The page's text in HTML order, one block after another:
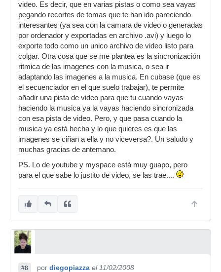
video. Es decir, que en varias pistas o como sea vayas
pegando recortes de tomas que te han ido pareciendo
interesantes (ya sea con la camara de video o generadas
por ordenador y exportadas en archivo .avi) y luego lo
exporte todo como un unico archivo de video listo para
colgar. Otra cosa que se me plantea es la sincronización
ritmica de las imagenes con la musica, o sea ir
adaptando las imagenes a la musica. En cubase (que es
el secuenciador en el que suelo trabajar), te permite
añadir una pista de video para que tu cuando vayas
haciendo la musica ya la vayas haciendo sincronizada
con esa pista de video. Pero, y que pasa cuando la
musica ya está hecha y lo que quieres es que las
imagenes se ciñan a ella y no viceversa?. Un saludo y
muchas gracias de antemano.
PS. Lo de youtube y myspace está muy guapo, pero
para el que sabe lo justito de video, se las trae....
#8 por diegopiazza el 11/02/2008